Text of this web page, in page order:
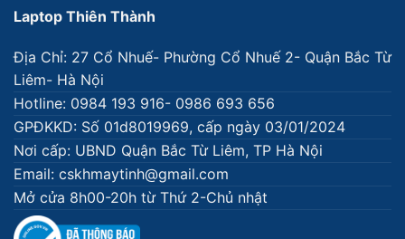
Laptop Thiên Thành
Địa Chỉ: 27 Cổ Nhuế- Phường Cổ Nhuế 2- Quận Bắc Từ
Liêm- Hà Nội
Hotline: 0984 193 916- 0986 693 656
GPĐKKD: Số 01d8019969, cấp ngày 03/01/2024
Nơi cấp: UBND Quận Bắc Từ Liêm, TP Hà Nội
Email: cskhmaytinh@gmail.com
Mở cửa 8h00-20h từ Thứ 2-Chủ nhật